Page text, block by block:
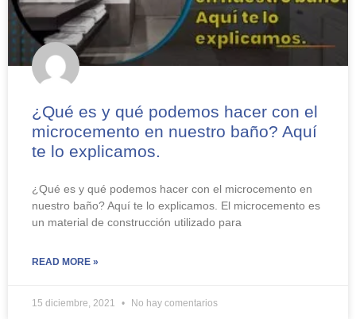
¿Qué es y qué podemos hacer con el
microcemento en nuestro baño? Aquí
te lo explicamos.
¿Qué es y qué podemos hacer con el microcemento en
nuestro baño? Aquí te lo explicamos. El microcemento es
un material de construcción utilizado para
READ MORE »
15 diciembre, 2021 No hay comentarios